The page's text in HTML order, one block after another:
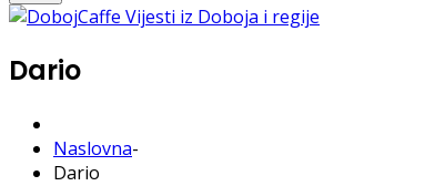
Dario
Naslovna-
Dario